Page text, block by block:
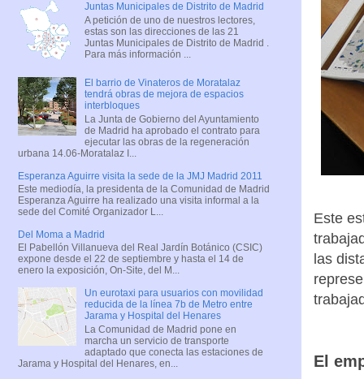
Este
las
El
Juntas Municipales de Distrito de Madrid
A petición de uno de nuestros lectores,
estas son las direcciones de las 21
Juntas Municipales de Distrito de Madrid .
Para más información ...
El barrio de Vinateros de Moratalaz
tendrá obras de mejora de espacios
interbloques
La Junta de Gobierno del Ayuntamiento
de Madrid ha aprobado el contrato para
ejecutar las obras de la regeneración
urbana 14.06-Moratalaz I...
Esperanza Aguirre visita la sede de la JMJ Madrid 2011
Este mediodía, la presidenta de la Comunidad de Madrid
Esperanza Aguirre ha realizado una visita informal a la
sede del Comité Organizador L...
Del Moma a Madrid
El Pabellón Villanueva del Real Jardín Botánico (CSIC)
expone desde el 22 de septiembre y hasta el 14 de
enero la exposición, On-Site, del M...
Un eurotaxi para usuarios con movilidad
reducida de la línea 7b de Metro entre
Jarama y Hospital del Henares
La Comunidad de Madrid pone en
marcha un servicio de transporte
adaptado que conecta las estaciones de
Jarama y Hospital del Henares, en...